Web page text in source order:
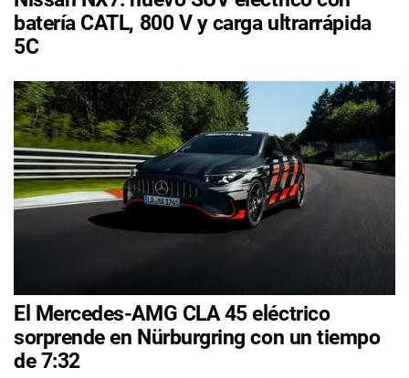
batería CATL, 800 V y carga ultrarrápida
5C
El Mercedes-AMG CLA 45 eléctrico
sorprende en Nürburgring con un tiempo
de 7:32